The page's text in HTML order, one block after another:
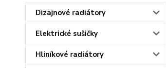
Dizajnové radiátory
Elektrické sušičky
Hliníkové radiátory